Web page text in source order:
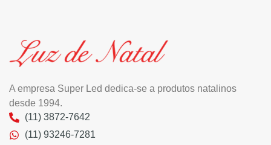
A empresa Super Led dedica-se a produtos natalinos
desde 1994.
(11) 3872-7642
(11) 93246-7281